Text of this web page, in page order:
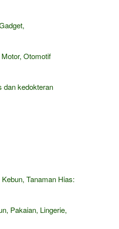
Motor, Otomotif
dan kedokteran
Tanaman Hias:
Pakaian, Lingerie,